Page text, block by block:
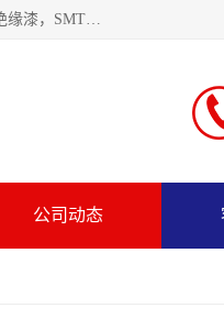
深圳市海云森科技有限公司是一家生产及销售为一体的化工科技公司，生产经营的主要产品：SMT锡膏，助焊剂，绝缘漆，SMT红胶，锡条，锡线 等电子辅料系列产品。海云森科技公司自成立以来一贯坚持“发展是根本质量是生存、服务第一”企业宗旨，其发展速度成为同行业的佼佼者，秉承国际大潮到来之际，公司以环境保护为己任，率先开发出无铅焊锡膏，无铅助焊剂，无铅清洗剂等产品。
公司动态